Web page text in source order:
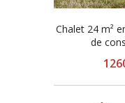
Chalet 24 m²
de